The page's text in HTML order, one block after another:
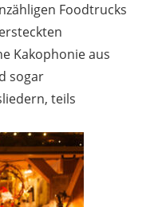
Foodtrucks
Kakophonie aus
sogar
teils